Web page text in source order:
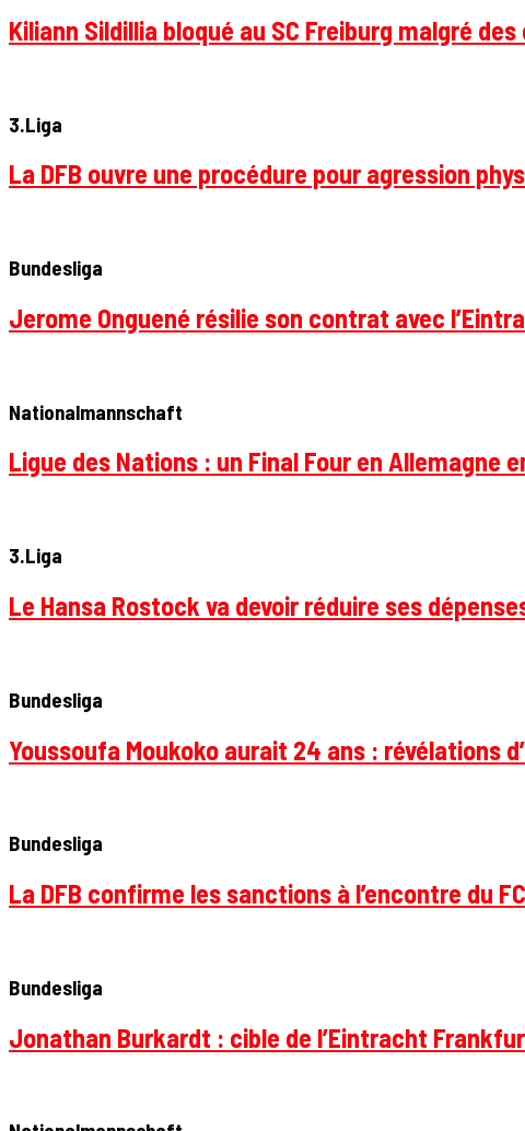
Kiliann Sildillia bloqué au SC Freiburg malgré
3.Liga
La DFB ouvre une procédure pour agression
Bundesliga
Jerome Onguené résilie son contrat avec
Nationalmannschaft
Ligue des Nations : un Final Four en Allemagne
3.Liga
Le Hansa Rostock va devoir réduire ses
Bundesliga
Youssoufa Moukoko aurait 24 ans : révélations
Bundesliga
La DFB confirme les sanctions à l’encontre du
Bundesliga
Jonathan Burkardt : cible de l’Eintracht